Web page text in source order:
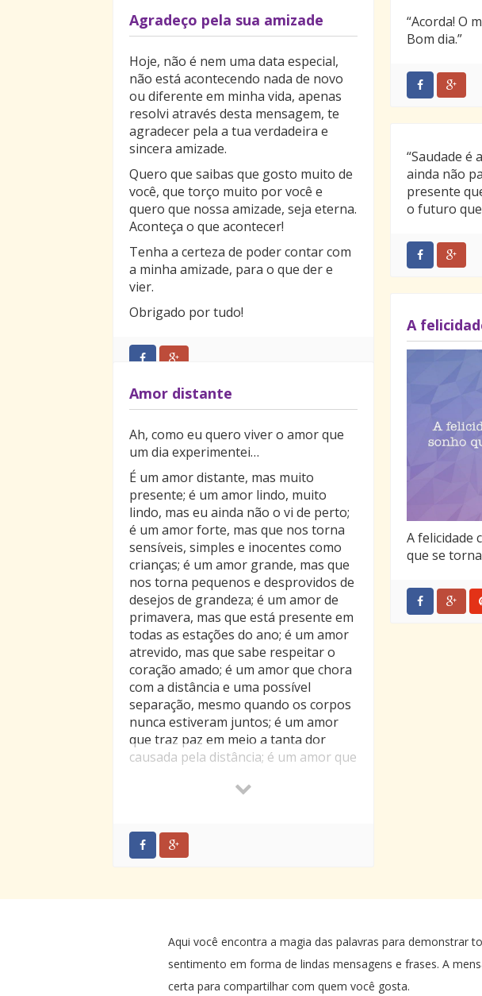
Agradeço pela sua amizade
Hoje, não é nem uma data especial,
não está acontecendo nada de novo
ou diferente em minha vida, apenas
resolvi através desta mensagem, te
agradecer pela a tua verdadeira e
sincera amizade.
Quero que saibas que gosto muito de
você, que torço muito por você e
quero que nossa amizade, seja eterna.
Aconteça o que acontecer!
Tenha a certeza de poder contar com
a minha amizade, para o que der e
vier.
Obrigado por tudo!
“Acorda! O
Bom dia.”
“Saudade é
ainda não
presente
o futuro
A
A felicidade
que se
Amor distante
Ah, como eu quero viver o amor que
um dia experimentei…
É um amor distante, mas muito
presente; é um amor lindo, muito
lindo, mas eu ainda não o vi de perto;
é um amor forte, mas que nos torna
sensíveis, simples e inocentes como
crianças; é um amor grande, mas que
nos torna pequenos e desprovidos de
desejos de grandeza; é um amor de
primavera, mas que está presente em
todas as estações do ano; é um amor
atrevido, mas que sabe respeitar o
coração amado; é um amor que chora
com a distância e uma possível
separação, mesmo quando os corpos
nunca estiveram juntos; é um amor
que traz paz em meio a tanta dor
causada pela distância; é um amor que
corações em um só coração; é um
certeza de nos pertencermos, mesmo
quando as impossibilidades são reais;
É assim!
Aqui você encontra a magia das palavras para demonstrar
sentimento em forma de lindas mensagens e frases. A
certa para compartilhar com quem você gosta.